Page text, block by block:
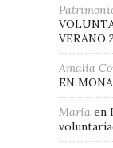
VERANO
Amalia
EN
Maria en